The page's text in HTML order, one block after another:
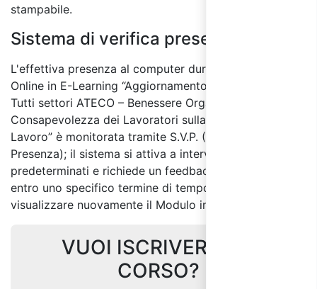
stampabile.
Sistema di verifica presenza:
L'effettiva presenza al computer durante il Corso
Online in E-Learning “Aggiornamento ASPP e RSPP –
Tutti settori ATECO – Benessere Organizzativo e
Consapevolezza dei Lavoratori sulla Sicurezza del
Lavoro” è monitorata tramite S.V.P. (Sistema di Verifica
Presenza); il sistema si attiva a intervalli non
predeterminati e richiede un feedback del discente
entro uno specifico termine di tempo per non dover
visualizzare nuovamente il Modulo interessato.
VUOI ISCRIVERTI AL
CORSO?